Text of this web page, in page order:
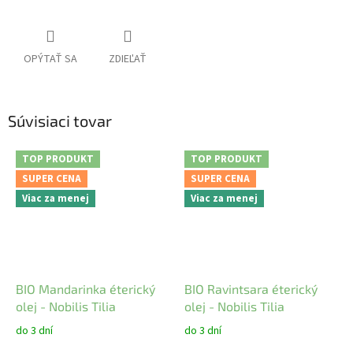
OPÝTAŤ SA ZDIEĽAŤ
Súvisiaci tovar
TOP PRODUKT
SUPER CENA
Viac za menej
BIO Mandarinka éterický
olej - Nobilis Tilia
do 3 dní
TOP PRODUKT
SUPER CENA
Viac za menej
BIO Ravintsara éterický
olej - Nobilis Tilia
do 3 dní